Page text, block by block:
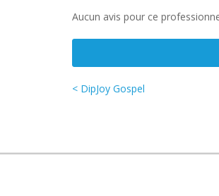
Aucun avis pour ce
< DipJoy Gospel